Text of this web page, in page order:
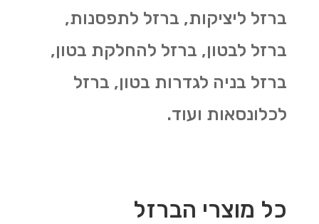
ברזל ליציקות, ברזל לתפסנות,
ברזל לבטון, ברזל להחלקת בטון,
ברזל בניה לגדרות בטון, ברזל
לכלונסאות ועוד.
כל מוצרי הברזל